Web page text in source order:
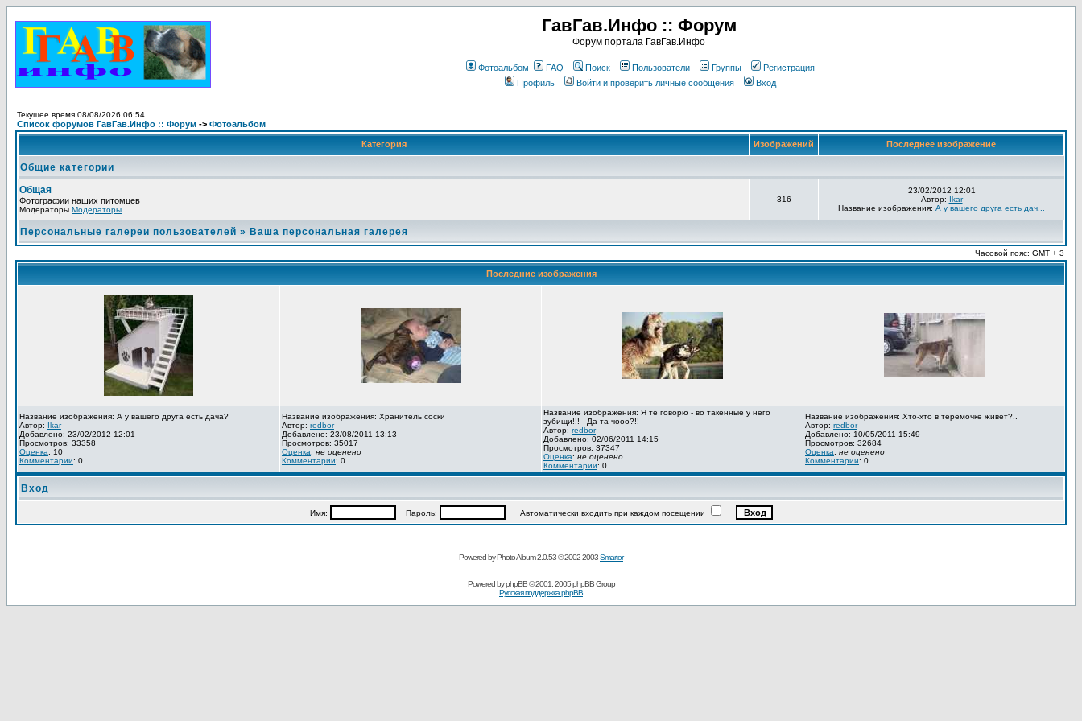
ГавГав.Инфо :: Форум
Форум портала ГавГав.Инфо
Фотоальбом FAQ Поиск Пользователи Группы
Регистрация
Профиль
Войти и проверить личные сообщения Вход
Текущее время 08/08/2026 06:54
Список форумов ГавГав.Инфо :: Форум -> Фотоальбом
Категория Изображений Последнее изображение
Общие категории
Общая
Фотографии наших питомцев
Модераторы Модераторы
316
23/02/2012 12:01
Автор: Ikar
Название изображения: А у вашего друга есть дач...
Персональные галереи пользователей » Ваша персональная галерея
Часовой пояс: GMT + 3
Последние изображения
Название изображения: А у вашего друга есть дача?
Автор: Ikar
Добавлено: 23/02/2012 12:01
Просмотров: 33358
Оценка: 10
Комментарии: 0
Название изображения: Хранитель соски
Автор: redbor
Добавлено: 23/08/2011 13:13
Просмотров: 35017
Оценка: не оценено
Комментарии: 0
Название изображения: Я те говорю - во такенные у него
зубищи!!! - Да та чооо?!!
Автор: redbor
Добавлено: 02/06/2011 14:15
Просмотров: 37347
Оценка: не оценено
Комментарии: 0
Название изображения: Хто-хто в теремочке живёт?..
Автор: redbor
Добавлено: 10/05/2011 15:49
Просмотров: 32684
Оценка: не оценено
Комментарии: 0
Вход
Имя: Пароль: Автоматически входить при каждом посещении
Powered by Photo Album 2.0.53 © 2002-2003Smartor
Powered byphpBB© 2001, 2005 phpBB Group
Русская поддержка phpBB